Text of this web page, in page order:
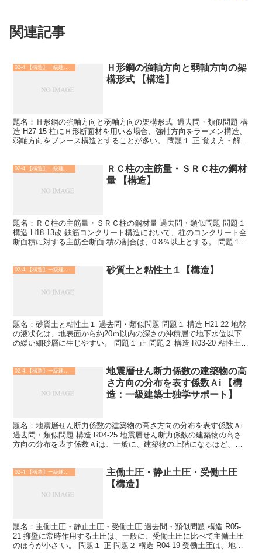
関連記事
Ｈ形鋼の強軸方向と弱軸方向の架
構形式 【構造】
題名：Ｈ形鋼の強軸方向と弱軸方向の架構形式 過去問・類似問題 構
造 H27-15 柱にＨ形断面材を用いる場合、強軸方向をラーメン構造、
弱軸方向をブレース構造とすることが多い。 問題１ 正 覚え方・解説
ＲＣ柱の主筋量・ＳＲＣ柱の鋼材
量 【構造】
題名：ＲＣ柱の主筋量・ＳＲＣ柱の鋼材量 過去問・類似問題 問題１
構造 H18-13改 鉄筋コンクリート構造において、柱のコンクリート全
断面積に対する主筋全断面 積の割合は、0.8％以上とする。 問題１
砂質土と粘性土１【構造】
題名：砂質土と粘性土１ 過去問・類似問題 問題１ 構造 H21-22 地盤
の液状化は、地表面から約20ｍ以内の深さの沖積層で地下水位以下
の緩い細砂層に生じやすい。 問題１ 正 問題２ 構造 R03-20 粘性土を
地震層せん断力係数の建築物の高
さ方向の分布を表す係数Ａi 【構
造：一級建築士独学サポート】
題名：地震層せん断力係数の建築物の高さ方向の分布を表す係数Ａi
過去問・類似問題 構造 R04-25 地震層せん断力係数の建築物の高さ
方向の分布を表す係数Ａiは、一般に、建築物の上階になるほど、ま
主働土圧・静止土圧・受働土圧
【構造】
題名：主働土圧・静止土圧・受働土圧 過去問・類似問題 構造 R05-
21 擁壁に常時作用する土圧は、一般に、受働土圧に比べて主働土圧
のほうが小さ い。 問題１ 正 問題２ 構造 R04-19 受働土圧は、地下